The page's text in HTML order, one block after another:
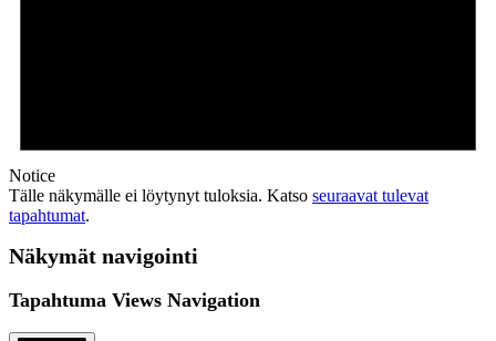
Notice
Tälle näkymälle ei löytynyt tuloksia. Katso seuraavat tulevat
tapahtumat.
Näkymät navigointi
Tapahtuma Views Navigation